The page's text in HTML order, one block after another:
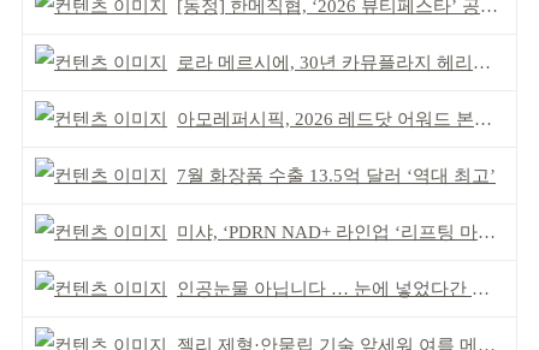
[동정] 한메직협, ‘2026 뷰티페스타’ 공동 주최
로라 메르시에, 30년 카뮤플라지 헤리티지 담아
아모레퍼시픽, 2026 레드닷 어워드 본상 2개 수상
7월 화장품 수출 13.5억 달러 ‘역대 최고’
미샤, ‘PDRN NAD+ 라인업 ‘리프팅 마스크’ 출시
인공눈물 아닙니다 … 눈에 넣었다간 각막 손상
젤리 제형·안묻립 기술 앞세워 여름 메이크업 시장 공략